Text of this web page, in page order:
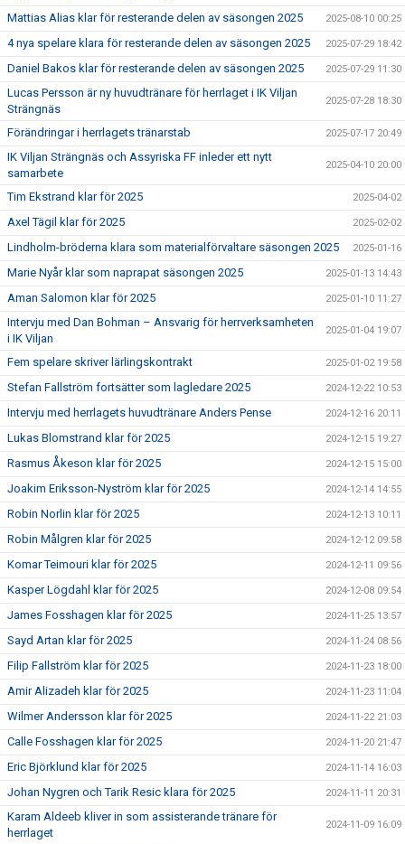
Mattias Alias klar för resterande delen av säsongen 2025 2025-08-10 00:25
4 nya spelare klara för resterande delen av säsongen 2025 2025-07-29 18:42
Daniel Bakos klar för resterande delen av säsongen 2025 2025-07-29 11:30
Lucas Persson är ny huvudtränare för herrlaget i IK Viljan
Strängnäs
2025-07-28 18:30
Förändringar i herrlagets tränarstab 2025-07-17 20:49
IK Viljan Strängnäs och Assyriska FF inleder ett nytt
samarbete
2025-04-10 20:00
Tim Ekstrand klar för 2025 2025-04-02
Axel Tägil klar för 2025 2025-02-02
Lindholm-bröderna klara som materialförvaltare säsongen 2025 2025-01-16
Marie Nyår klar som naprapat säsongen 2025 2025-01-13 14:43
Aman Salomon klar för 2025 2025-01-10 11:27
Intervju med Dan Bohman – Ansvarig för herrverksamheten
i IK Viljan
2025-01-04 19:07
Fem spelare skriver lärlingskontrakt 2025-01-02 19:58
Stefan Fallström fortsätter som lagledare 2025 2024-12-22 10:53
Intervju med herrlagets huvudtränare Anders Pense 2024-12-16 20:11
Lukas Blomstrand klar för 2025 2024-12-15 19:27
Rasmus Åkeson klar för 2025 2024-12-15 15:00
Joakim Eriksson-Nyström klar för 2025 2024-12-14 14:55
Robin Norlin klar för 2025 2024-12-13 10:11
Robin Målgren klar för 2025 2024-12-12 09:58
Komar Teimouri klar för 2025 2024-12-11 09:56
Kasper Lögdahl klar för 2025 2024-12-08 09:54
James Fosshagen klar för 2025 2024-11-25 13:57
Sayd Artan klar för 2025 2024-11-24 08:56
Filip Fallström klar för 2025 2024-11-23 18:00
Amir Alizadeh klar för 2025 2024-11-23 11:04
Wilmer Andersson klar för 2025 2024-11-22 21:03
Calle Fosshagen klar för 2025 2024-11-20 21:47
Eric Björklund klar för 2025 2024-11-14 16:03
Johan Nygren och Tarik Resic klara för 2025 2024-11-11 20:31
Karam Aldeeb kliver in som assisterande tränare för
herrlaget
2024-11-09 16:09